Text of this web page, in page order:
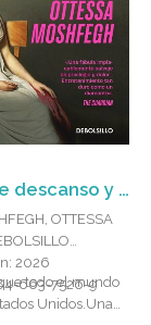
Mi año de descanso y relajación
OTTESSA
2026
663-7526-9
todo el mundo
Unidos.Una